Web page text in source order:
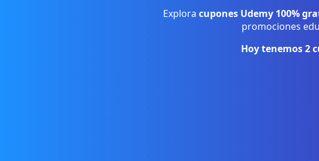
Explora cupones Udemy 100%
promociones
Hoy tenemos2